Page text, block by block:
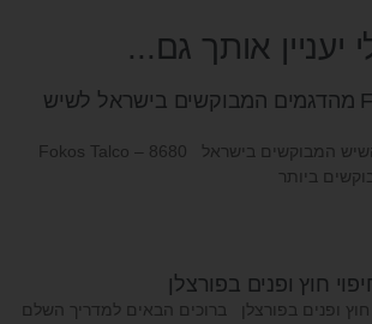
יעניין אותך גם...
Fokos Talco 8680 מהדגמים המבוקשים בישראל לשיש
Fokos Talco מדגמי השיש המבוקשים בישראל ‏Fokos Talco – 8680
ביותר
חוץ ופנים בפורצלן
ופנים בפורצלן ברוכים הבאים למדריך השלם